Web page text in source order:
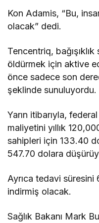
Kon Adamis, “Bu,
olacak” dedi.
Tencentriq,
öldürmek için aktive
önce sadece son
şeklinde sunuluyordu.
Yarın itibarıyla,
maliyetini yıllık
sahipleri için 133.40
547.70 dolara
Ayrıca tedavi
indirmiş olacak.
Sağlık Bakanı Mark